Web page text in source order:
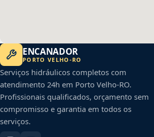
ENCANADOR
PORTO VELHO -RO
Serviços hidráulicos completos com
atendimento 24h em Porto Velho-RO.
Profissionais qualificados, orçamento sem
compromisso e garantia em todos os
serviços.